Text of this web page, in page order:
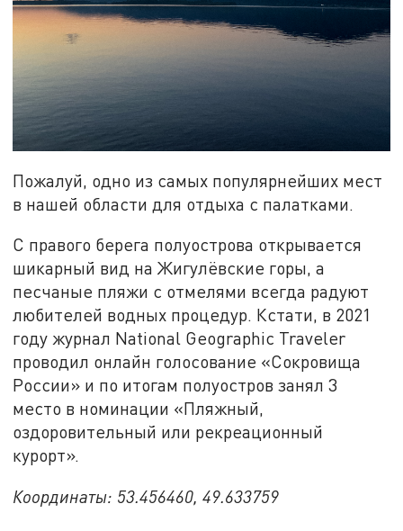
Пожалуй, одно из самых популярнейших мест
в нашей области для отдыха с палатками.
С правого берега полуострова открывается
шикарный вид на Жигулёвские горы, а
песчаные пляжи с отмелями всегда радуют
любителей водных процедур. Кстати, в 2021
году журнал National Geographic Traveler
проводил онлайн голосование «Сокровища
России» и по итогам полуостров занял 3
место в номинации «Пляжный,
оздоровительный или рекреационный
курорт».
Координаты: 53.456460, 49.633759